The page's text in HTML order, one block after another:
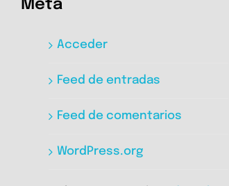
Meta
Acceder
Feed de entradas
Feed de comentarios
WordPress.org